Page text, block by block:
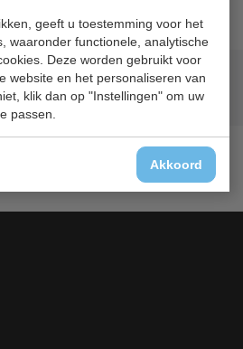
geeft u toestemming voor het
waaronder functionele, analytische
Deze worden gebruikt voor
website en het personaliseren van
klik dan op "Instellingen" om uw
passen.
Akkoord